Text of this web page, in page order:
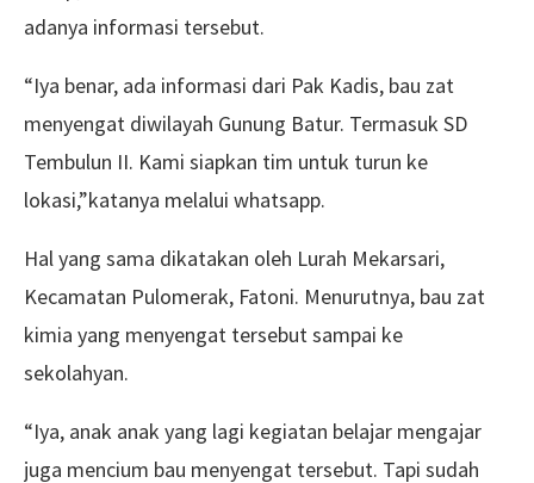
adanya informasi tersebut.
“Iya benar, ada informasi dari Pak Kadis, bau zat
menyengat diwilayah Gunung Batur. Termasuk SD
Tembulun II. Kami siapkan tim untuk turun ke
lokasi,”katanya melalui whatsapp.
Hal yang sama dikatakan oleh Lurah Mekarsari,
Kecamatan Pulomerak, Fatoni. Menurutnya, bau zat
kimia yang menyengat tersebut sampai ke
sekolahyan.
“Iya, anak anak yang lagi kegiatan belajar mengajar
juga mencium bau menyengat tersebut. Tapi sudah